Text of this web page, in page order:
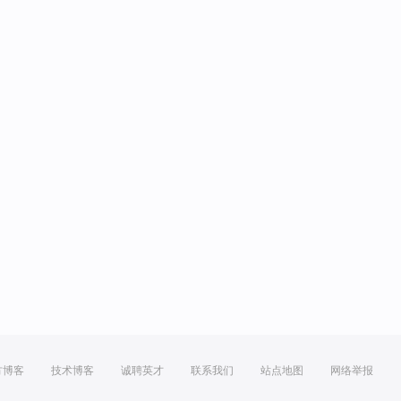
博客 技术博客 诚聘英才 联系我们 站点地图 网络举报